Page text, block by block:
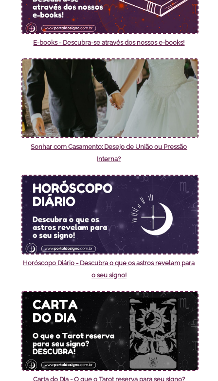
E-books - Descubra-se através dos nossos e-books!
Sonhar com Casamento: Desejo de União ou Pressão
Interna?
Horóscopo Diário - Descubra o que os astros revelam para
o seu signo!
Carta do Dia - O que o Tarot reserva para seu signo?